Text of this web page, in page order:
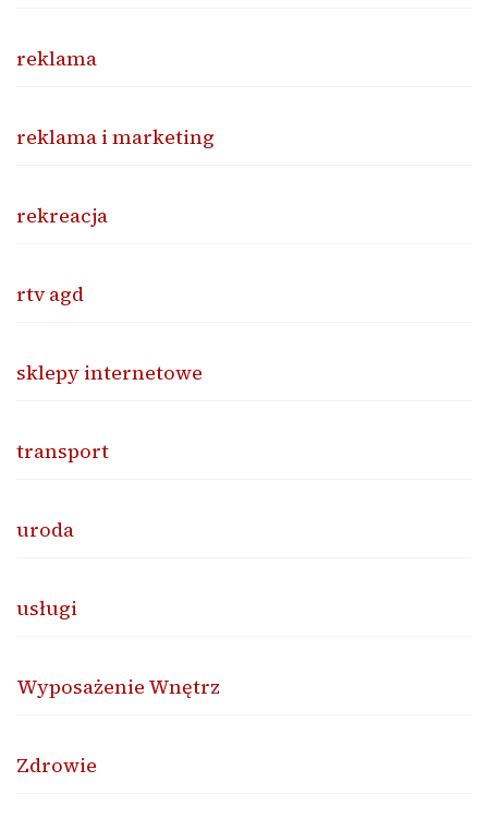
reklama
reklama i marketing
rekreacja
rtv agd
sklepy internetowe
transport
uroda
usługi
Wyposażenie Wnętrz
Zdrowie